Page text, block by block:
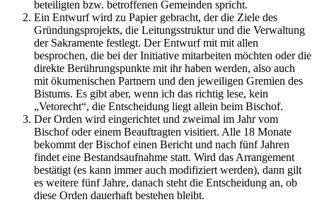
beteiligten bzw. betroffenen Gemeinden spricht.
Ein Entwurf wird zu Papier gebracht, der die Ziele des
Gründungsprojekts, die Leitungsstruktur und die Verwaltung
der Sakramente festlegt. Der Entwurf mit mit allen
besprochen, die bei der Initiative mitarbeiten möchten oder die
direkte Berührungspunkte mit ihr haben werden, also auch
mit ökumenischen Partnern und den jeweiligen Gremien des
Bistums. Es gibt aber, wenn ich das richtig lese, kein
„Vetorecht“, die Entscheidung liegt allein beim Bischof.
Der Orden wird eingerichtet und zweimal im Jahr vom
Bischof oder einem Beauftragten visitiert. Alle 18 Monate
bekommt der Bischof einen Bericht und nach fünf Jahren
findet eine Bestandsaufnahme statt. Wird das Arrangement
bestätigt (es kann immer auch modifiziert werden), dann gilt
es weitere fünf Jahre, danach steht die Entscheidung an, ob
diese Orden dauerhaft bestehen bleibt.